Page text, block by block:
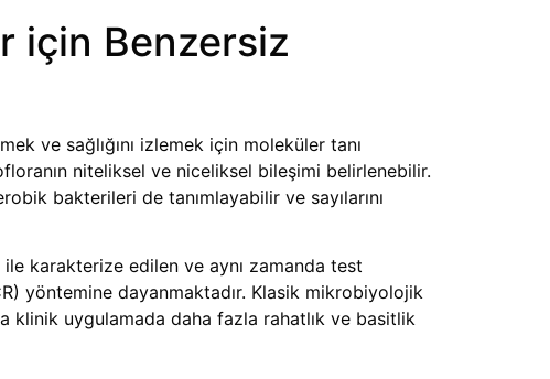
için Benzersiz
ve sağlığını izlemek için moleküler tanı
niteliksel ve niceliksel bileşimi belirlenebilir.
bakterileri de tanımlayabilir ve sayılarını
karakterize edilen ve aynı zamanda test
yöntemine dayanmaktadır. Klasik mikrobiyolojik
klinik uygulamada daha fazla rahatlık ve basitlik